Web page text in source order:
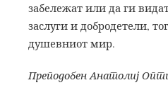
забележат или да ги
заслуги и добродетели,
душевниот мир.
Преподобен Анатолиј